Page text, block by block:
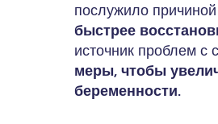
послужило
быстрее
источник проблем с
меры, чтобы
беременности.